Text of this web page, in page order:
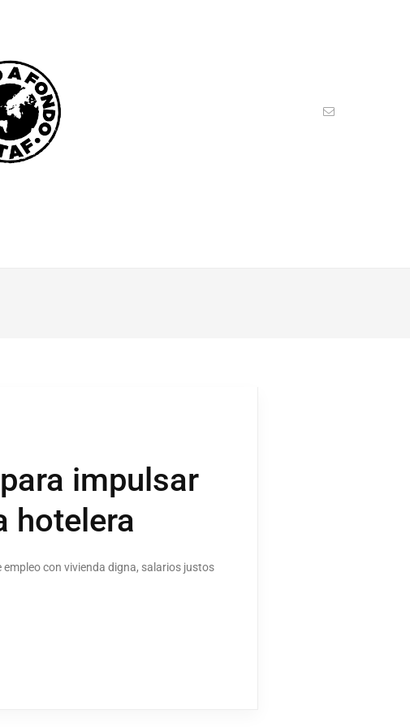
impulsar
hotelera
con vivienda digna, salarios justos